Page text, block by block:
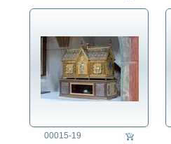
00015-19